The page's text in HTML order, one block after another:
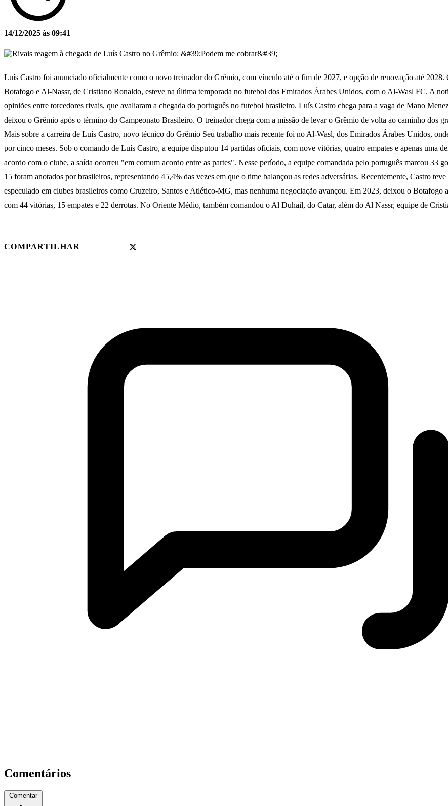
14/12/2025 às 09:41
Luís Castro foi anunciado oficialmente como o novo treinador do Grêmio, com vínculo até o fim de 2027, e opção de renovação até 2028.
Botafogo e Al-Nassr, de Cristiano Ronaldo, esteve na última temporada no futebol dos Emirados Árabes Unidos, com o Al-Wasl FC. A
opiniões entre torcedores rivais, que avaliaram a chegada do português no futebol brasileiro. Luís Castro chega para a vaga de Mano
deixou o Grêmio após o término do Campeonato Brasileiro. O treinador chega com a missão de levar o Grêmio de volta ao caminho dos
Mais sobre a carreira de Luís Castro, novo técnico do Grêmio Seu trabalho mais recente foi no Al-Wasl, dos Emirados Árabes Unidos,
por cinco meses. Sob o comando de Luís Castro, a equipe disputou 14 partidas oficiais, com nove vitórias, quatro empates e apenas uma
acordo com o clube, a saída ocorreu "em comum acordo entre as partes". Nesse período, a equipe comandada pelo português marcou 33
15 foram anotados por brasileiros, representando 45,4% das vezes em que o time balançou as redes adversárias. Recentemente, Castro teve
especulado em clubes brasileiros como Cruzeiro, Santos e Atlético-MG, mas nenhuma negociação avançou. Em 2023, deixou o Botafogo
com 44 vitórias, 15 empates e 22 derrotas. No Oriente Médio, também comandou o Al Duhail, do Catar, além do Al Nassr, equipe de
COMPARTILHAR
Comentários
Comentar